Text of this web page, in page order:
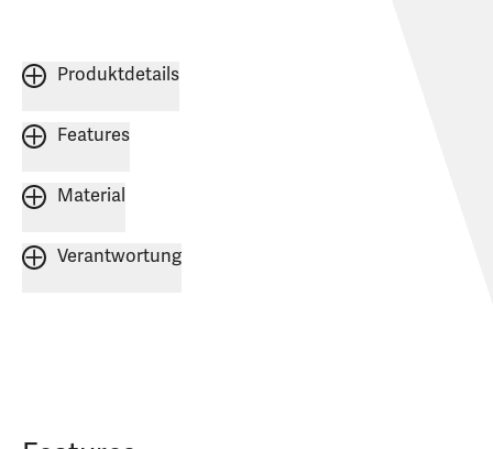
Produktdetails
Features
Material
Verantwortung